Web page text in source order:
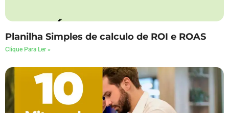
Planilha Simples de calculo de ROI e ROAS
Clique Para Ler »